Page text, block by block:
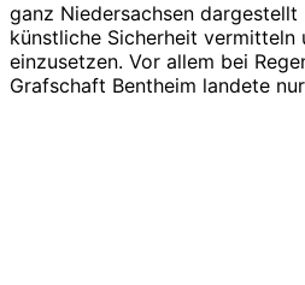
ganz Niedersachsen
künstliche Sicherheit vermitteln
einzusetzen. Vor allem bei
Grafschaft Bentheim landete